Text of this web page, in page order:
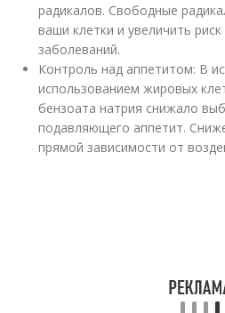
радикалов. Свободные
ваши клетки и увеличить
заболеваний.
Контроль над аппетитом: В
использованием жировых
бензоата натрия снижало
подавляющего аппетит.
прямой зависимости от